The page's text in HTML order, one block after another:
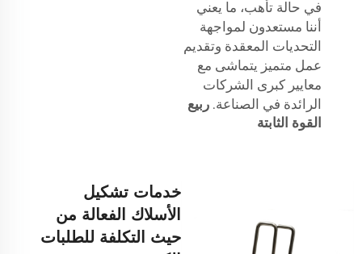
في حالة تأهب، ما يعني
أننا مستعدون لمواجهة
التحديات المعقدة وتقديم
عمل متميز يتماشى مع
معايير كبرى الشركات
الرائدة في الصناعة. ربيع
القوة الثابتة
خدمات تشكيل
الأسلاك الفعالة من
حيث التكلفة للطلبات